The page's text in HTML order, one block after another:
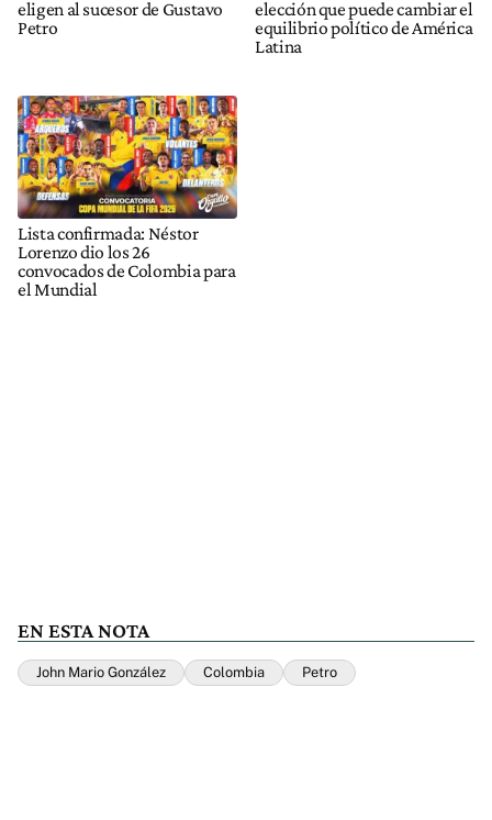
eligen al sucesor de Gustavo
Petro
elección que puede cambiar el
equilibrio político de América
Latina
Lista confirmada: Néstor
Lorenzo dio los 26
convocados de Colombia para
el Mundial
EN ESTA NOTA
John Mario González Colombia Petro